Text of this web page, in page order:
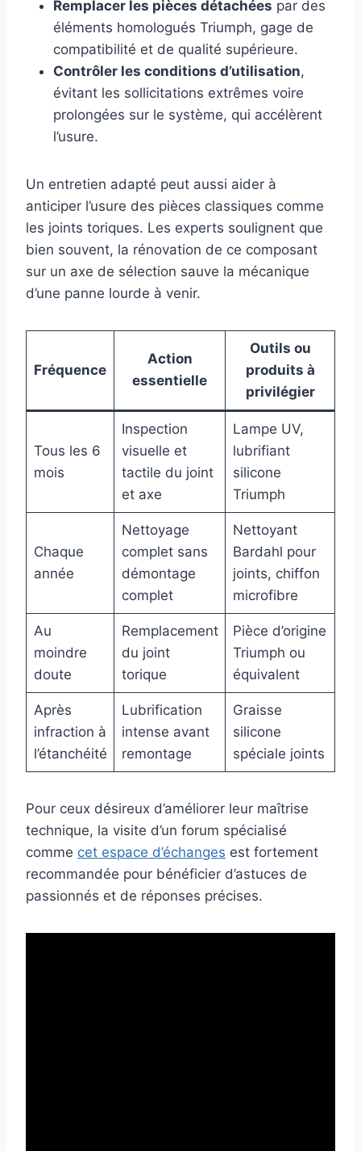
Remplacer les pièces détachées par des
éléments homologués Triumph, gage de
compatibilité et de qualité supérieure.
Contrôler les conditions d’utilisation,
évitant les sollicitations extrêmes voire
prolongées sur le système, qui accélèrent
l’usure.
Un entretien adapté peut aussi aider à
anticiper l’usure des pièces classiques comme
les joints toriques. Les experts soulignent que
bien souvent, la rénovation de ce composant
sur un axe de sélection sauve la mécanique
d’une panne lourde à venir.
Fréquence
Action
essentielle
Outils ou
produits à
privilégier
Tous les 6
mois
Inspection
visuelle et
tactile du joint
et axe
Lampe UV,
lubrifiant
silicone
Triumph
Chaque
année
Nettoyage
complet sans
démontage
complet
Nettoyant
Bardahl pour
joints, chiffon
microfibre
Au
moindre
doute
Remplacement
du joint
torique
Pièce d’origine
Triumph ou
équivalent
Après
infraction à
l’étanchéité
Lubrification
intense avant
remontage
Graisse
silicone
spéciale joints
Pour ceux désireux d’améliorer leur maîtrise
technique, la visite d’un forum spécialisé
comme cet espace d’échanges est fortement
recommandée pour bénéficier d’astuces de
passionnés et de réponses précises.